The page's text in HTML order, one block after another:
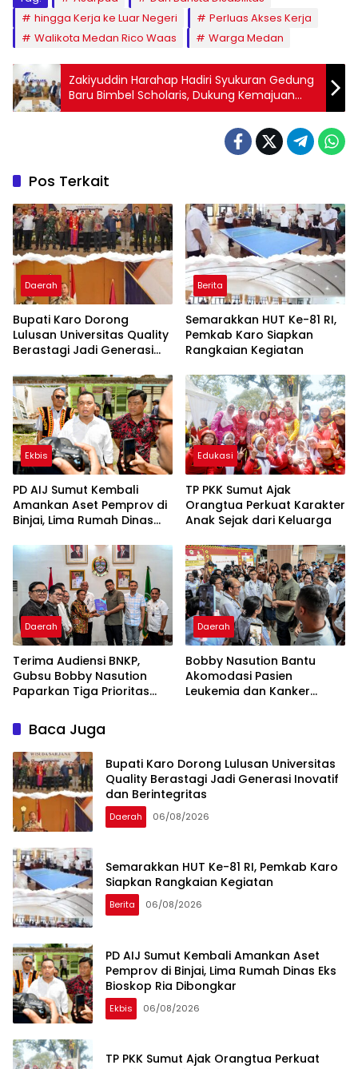
hingga Kerja ke Luar Negeri
Perluas Akses Kerja
Walikota Medan Rico Waas
Warga Medan
Zakiyuddin Harahap Hadiri Syukuran Gedung
Baru Bimbel Scholaris, Dukung Kemajuan
Pendidikan
Pos Terkait
Daerah
Bupati Karo Dorong
Lulusan Universitas Quality
Berastagi Jadi Generasi
Berita
Semarakkan HUT Ke-81 RI,
Pemkab Karo Siapkan
Rangkaian Kegiatan
Ekbis
PD AIJ Sumut Kembali
Amankan Aset Pemprov di
Binjai, Lima Rumah Dinas
Edukasi
TP PKK Sumut Ajak
Orangtua Perkuat Karakter
Anak Sejak dari Keluarga
Daerah
Terima Audiensi BNKP,
Gubsu Bobby Nasution
Paparkan Tiga Prioritas
Nias
Daerah
Bobby Nasution Bantu
Akomodasi Pasien
Leukemia dan Kanker
Baca Juga
Bupati Karo Dorong Lulusan Universitas
Quality Berastagi Jadi Generasi Inovatif
dan Berintegritas
Daerah 06/08/2026
Semarakkan HUT Ke-81 RI, Pemkab Karo
Siapkan Rangkaian Kegiatan
Berita 06/08/2026
PD AIJ Sumut Kembali Amankan Aset
Pemprov di Binjai, Lima Rumah Dinas Eks
Bioskop Ria Dibongkar
Ekbis 06/08/2026
TP PKK Sumut Ajak Orangtua Perkuat